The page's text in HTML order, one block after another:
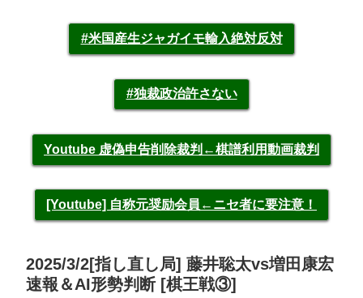
#米国産生ジャガイモ輸入絶対反対
#独裁政治許さない
Youtube 虚偽申告削除裁判←棋譜利用動画裁判
[Youtube] 自称元奨励会員←ニセ者に要注意！
2025/3/2[指し直し局] 藤井聡太vs増田康宏
速報＆AI形勢判断 [棋王戦③]